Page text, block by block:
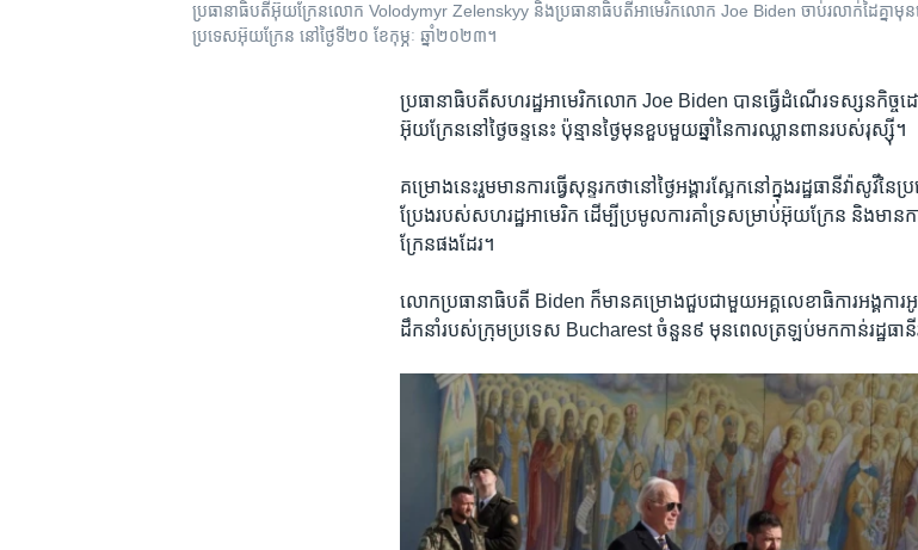
ប្រធានាធិបតី​អ៊ុយក្រែន​លោក Volodymyr Zelenskyy និង​ប្រធានាធិបតី​អាមេរិក​លោក Joe Biden ចាប់​រលាក់ដៃគ្នា​
ប្រទេស​អ៊ុយក្រែន នៅ​ថ្ងៃទី២០ ខែកុម្ភៈ ឆ្នាំ២០២៣។
ប្រធានាធិបតី​សហរដ្ឋ​អាមេរិក​លោក Joe Biden បាន​ធ្វើ​ដំណើរ​ទស្សនកិច្
អ៊ុយក្រែន​នៅ​ថ្ងៃ​ចន្ទ​នេះ ប៉ុន្មាន​ថ្ងៃ​មុន​ខួប​មួយ​ឆ្នាំ​នៃ​ការឈ្លានពាន​របស់​រុស្ស៊ី។
គម្រោង​នេះ​រួមមាន​ការធ្វើ​សុន្ទរកថា​នៅ​ថ្ងៃ​អង្គារ​ស្អែក​នៅ​ក្នុង​រដ្ឋធានី​វ៉ា
ប្រែង​របស់​សហរដ្ឋ​អាមេរិក​ ដើម្បី​ប្រមូល​ការគាំទ្រ​សម្រាប់​អ៊ុយក្រែន​ និង​មាន​
ក្រែន​ផង​ដែរ។
លោក​ប្រធានាធិបតី Biden ក៏​មាន​គម្រោង​ជួប​ជាមួយ​អគ្គលេខាធិការ​អង្គក
ដឹកនាំ​របស់​ក្រុម​ប្រទេស Bucharest ចំនួន៩ ​មុន​ពេល​ត្រ​ឡប់មក​កាន់​រដ្ឋធា